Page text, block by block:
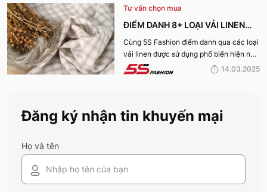
tìm hiểu nhé!
Tư vấn chọn mua
ĐIỂM DANH 8+ LOẠI VẢI LINEN
PHỔ BIẾN NHẤT HIỆN NAY
Cùng 5S Fashion điểm danh qua các loại
vải linen được sử dụng phổ biến hiện nay
trên thị trường cũng như ưu nhược điểm
14.03.2025
Đăng ký nhận tin khuyến mại
Họ và tên